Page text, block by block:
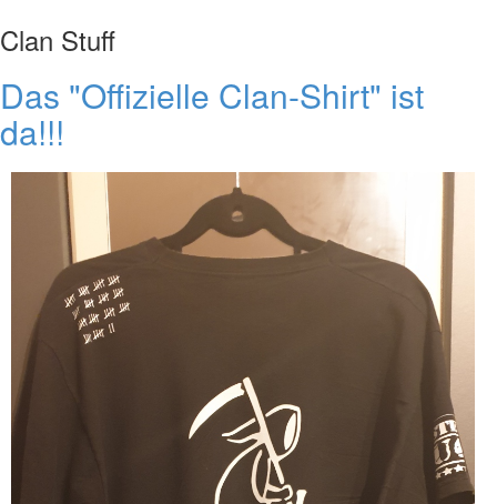
Clan Stuff
Das "Offizielle Clan-Shirt" ist
da!!!